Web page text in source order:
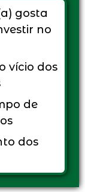
gosta
no
vício dos
de
dos